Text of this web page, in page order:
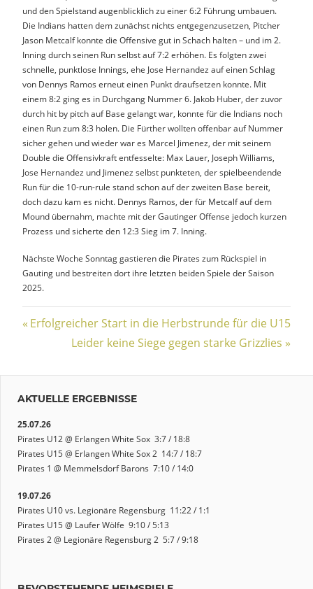
und den Spielstand augenblicklich zu einer 6:2 Führung umbauen.
Die Indians hatten dem zunächst nichts entgegenzusetzen, Pitcher
Jason Metcalf konnte die Offensive gut in Schach halten – und im 2.
Inning durch seinen Run selbst auf 7:2 erhöhen. Es folgten zwei
schnelle, punktlose Innings, ehe Jose Hernandez auf einen Schlag
von Dennys Ramos erneut einen Punkt draufsetzen konnte. Mit
einem 8:2 ging es in Durchgang Nummer 6. Jakob Huber, der zuvor
durch hit by pitch auf Base gelangt war, konnte für die Indians noch
einen Run zum 8:3 holen. Die Fürther wollten offenbar auf Nummer
sicher gehen und wieder war es Marcel Jimenez, der mit seinem
Double die Offensivkraft entfesselte: Max Lauer, Joseph Williams,
Jose Hernandez und Jimenez selbst punkteten, der spielbeendende
Run für die 10-run-rule stand schon auf der zweiten Base bereit,
doch dazu kam es nicht. Dennys Ramos, der für Metcalf auf dem
Mound übernahm, machte mit der Gautinger Offense jedoch kurzen
Prozess und sicherte den 12:3 Sieg im 7. Inning.
Nächste Woche Sonntag gastieren die Pirates zum Rückspiel in
Gauting und bestreiten dort ihre letzten beiden Spiele der Saison
2025.
Beitragsnavigation
Vorheriger
Erfolgreicher Start in die Herbstrunde für die U15
Nächster
Leider keine Siege gegen starke Grizzlies
AKTUELLE ERGEBNISSE
25.07.26
Pirates U12 @ Erlangen White Sox 3:7 / 18:8
Pirates U15 @ Erlangen White Sox 2 14:7 / 18:7
Pirates 1 @ Memmelsdorf Barons 7:10 / 14:0
19.07.26
Pirates U10 vs. Legionäre Regensburg 11:22 / 1:1
Pirates U15 @ Laufer Wölfe 9:10 / 5:13
Pirates 2 @ Legionäre Regensburg 2 5:7 / 9:18